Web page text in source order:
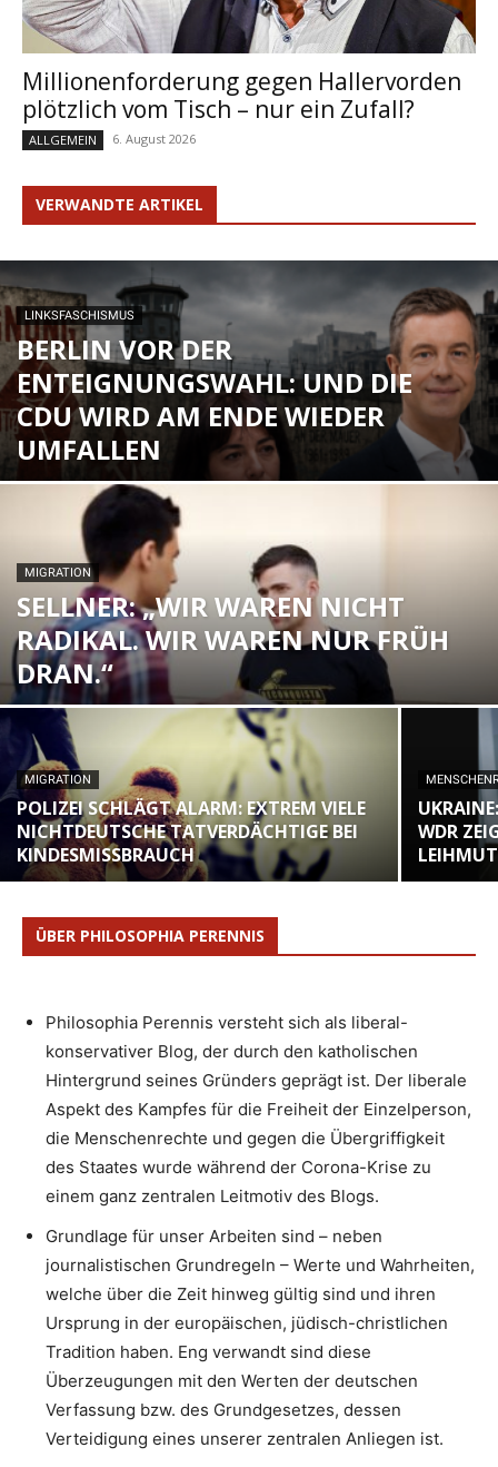
Millionenforderung gegen Hallervorden
plötzlich vom Tisch – nur ein Zufall?
ALLGEMEIN 6. August 2026
VERWANDTE ARTIKEL
LINKSFASCHISMUS
BERLIN VOR DER
ENTEIGNUNGSWAHL: UND DIE
CDU WIRD AM ENDE WIEDER
UMFALLEN
MIGRATION
SELLNER: „WIR WAREN NICHT
RADIKAL. WIR WAREN NUR FRÜH
DRAN.“
MIGRATION
POLIZEI SCHLÄGT ALARM: EXTREM VIELE
NICHTDEUTSCHE TATVERDÄCHTIGE BEI
KINDESMISSBRAUCH
WDR
ÜBER PHILOSOPHIA PERENNIS
Philosophia Perennis versteht sich als liberal-
konservativer Blog, der durch den katholischen
Hintergrund seines Gründers geprägt ist. Der liberale
Aspekt des Kampfes für die Freiheit der Einzelperson,
die Menschenrechte und gegen die Übergriffigkeit
des Staates wurde während der Corona-Krise zu
einem ganz zentralen Leitmotiv des Blogs.
Grundlage für unser Arbeiten sind – neben
journalistischen Grundregeln – Werte und Wahrheiten,
welche über die Zeit hinweg gültig sind und ihren
Ursprung in der europäischen, jüdisch-christlichen
Tradition haben. Eng verwandt sind diese
Überzeugungen mit den Werten der deutschen
Verfassung bzw. des Grundgesetzes, dessen
Verteidigung eines unserer zentralen Anliegen ist.